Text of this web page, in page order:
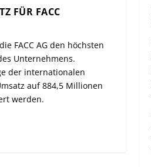
FÜR FACC
FACC AG den höchsten
Unternehmens.
der internationalen
auf 884,5 Millionen
werden.